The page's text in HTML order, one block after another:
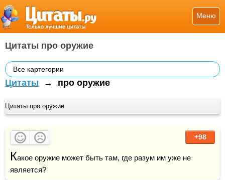
Меню
Цитаты про оружие
Все картегории
Цитаты → про оружие
Цитаты про оружие
+98
Какое оружие может быть там, где разум им уже не
является?